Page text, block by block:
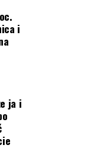
i
ja i